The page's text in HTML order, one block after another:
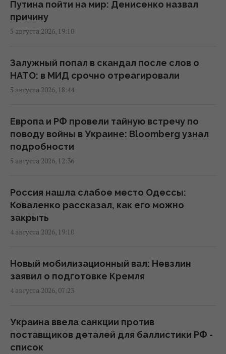
16:49 среда, 05 августа 2026
официальный курс валют на 6 августа
16:06 среда, 05 августа 2026
аэрации Киева: эксперт предупредил о
последствиях
15:53 среда, 05 августа 2026
удар по логистическому центру Novus и
складам "Сильпо"
15:13 среда, 05 августа 2026
склад известного немецкого
производителя моторных масел
14:42 среда, 05 августа 2026
Varus поглощает обширную сеть магазинов
"возле дома": стали известны детали
сделки
Путина пойти на мир: Денисенко назвал
причину
5 августа 2026, 19:10
Залужный попал в скандал после слов о
НАТО: в МИД срочно отреагировали
5 августа 2026, 18:44
Европа и РФ провели тайную встречу по
поводу войны в Украине: Bloomberg узнал
подробности
5 августа 2026, 12:36
Россия нашла слабое место Одессы:
Коваленко рассказал, как его можно
закрыть
4 августа 2026, 19:10
Новый мобилизационный вал: Невзлин
заявил о подготовке Кремля
4 августа 2026, 07:23
Украина ввела санкции против
поставщиков деталей для баллистики РФ -
список